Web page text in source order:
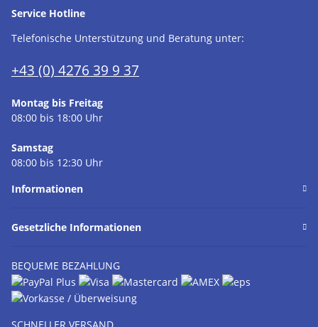
Service Hotline
Telefonische Unterstützung und Beratung unter:
+43 (0) 4276 39 9 37
Montag bis Freitag
08:00 bis 18:00 Uhr
Samstag
08:00 bis 12:30 Uhr
Informationen
Gesetzliche Informationen
BEQUEME BEZAHLUNG
SCHNELLER VERSAND